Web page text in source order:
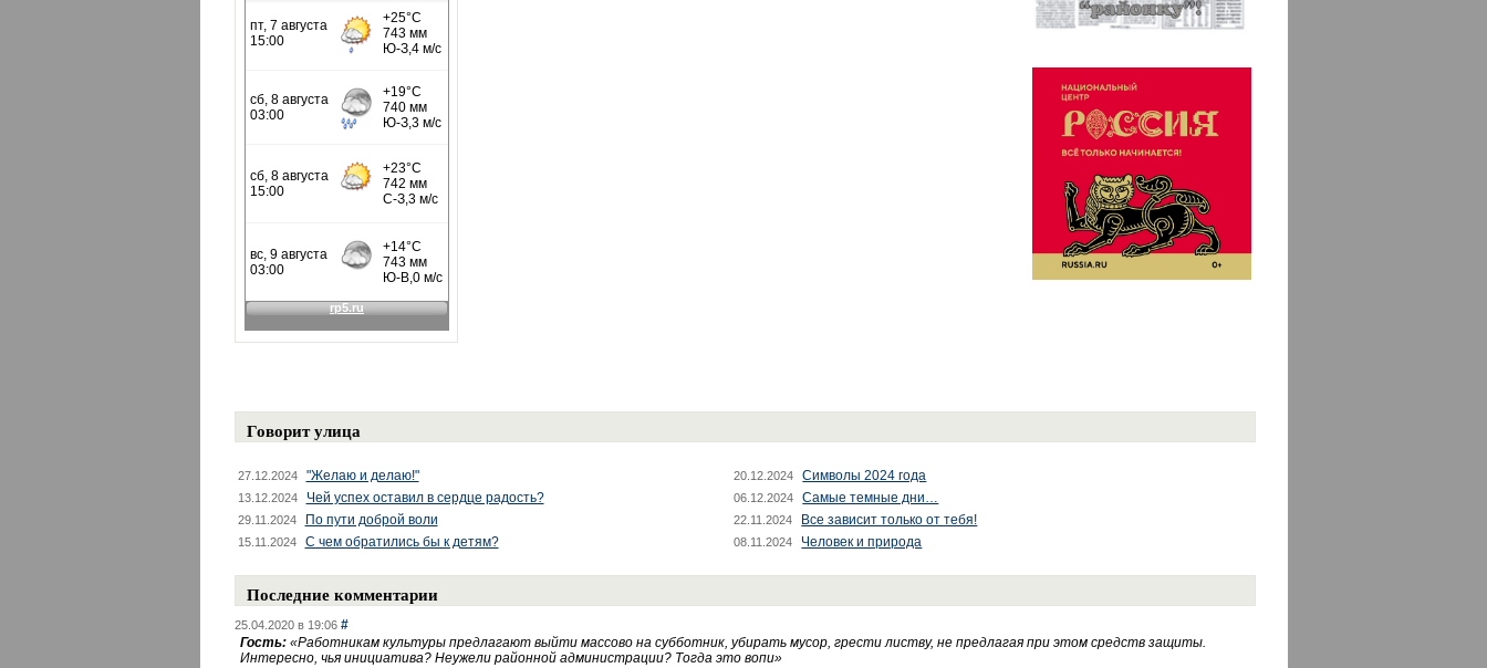
Говорит улица
27.12.2024 "Желаю и делаю!" 20.12.2024 Символы 2024 года
13.12.2024 Чей успех оставил в сердце радость? 06.12.2024 Самые темные дни…
29.11.2024 По пути доброй воли 22.11.2024 Все зависит только от тебя!
15.11.2024 С чем обратились бы к детям? 08.11.2024 Человек и природа
Последние комментарии
25.04.2020 в 19:06 #
Гость: «Работникам культуры предлагают выйти массово на субботник, убирать мусор, грести листву, не предлагая при этом средств защиты.
Интересно, чья инициатива? Неужели районной администрации? Тогда это вопи»